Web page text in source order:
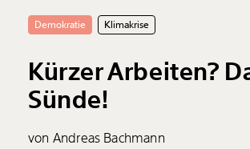
Demokratie Klimakrise
Kürzer Arbeiten?
Sünde!
von Andreas Bachmann